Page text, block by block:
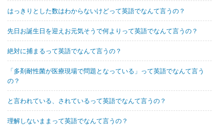
はっきりとした数はわからないけどって英語でなんて言うの？
先日お誕生日を迎えお元気そうで何よりって英語でなんて言うの？
絶対に捕まるって英語でなんて言うの？
「多剤耐性菌が医療現場で問題となっている」って英語でなんて言う
の？
と言われている、されているって英語でなんて言うの？
理解しないままって英語でなんて言うの？